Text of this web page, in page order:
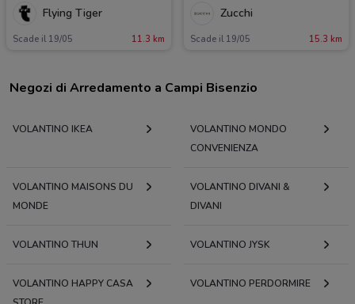
Flying Tiger
Scade il 19/05 11.3 km
Zucchi
Scade il 19/05 15.3 km
Negozi di Arredamento a Campi Bisenzio
VOLANTINO IKEA
VOLANTINO MONDO
CONVENIENZA
VOLANTINO MAISONS DU
MONDE
VOLANTINO DIVANI &
DIVANI
VOLANTINO THUN VOLANTINO JYSK
VOLANTINO HAPPY CASA
VOLANTINO PERDORMIRE